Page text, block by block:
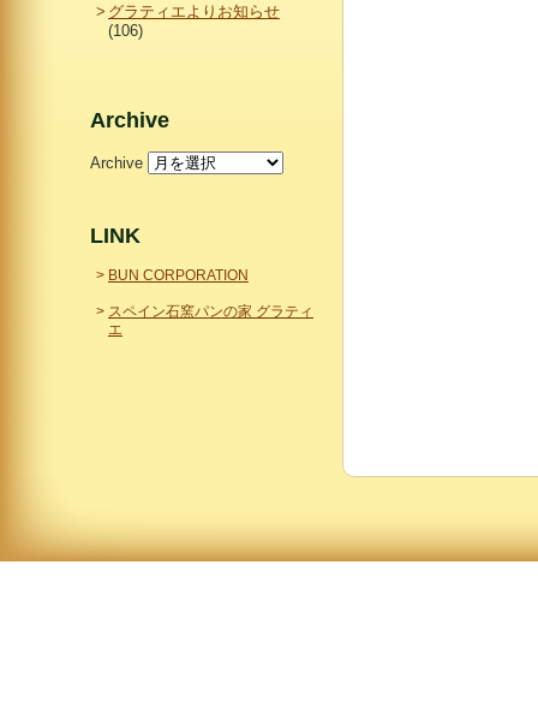
グラティエよりお知らせ
(106)
Archive
Archive
LINK
BUN CORPORATION
スペイン石窯パンの家 グラティ
エ